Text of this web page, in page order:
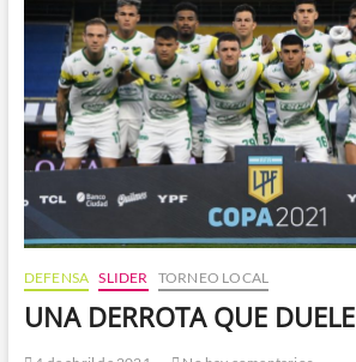
El
Halcón?
DEFENSA SLIDER TORNEO LOCAL
UNA DERROTA QUE DUELE